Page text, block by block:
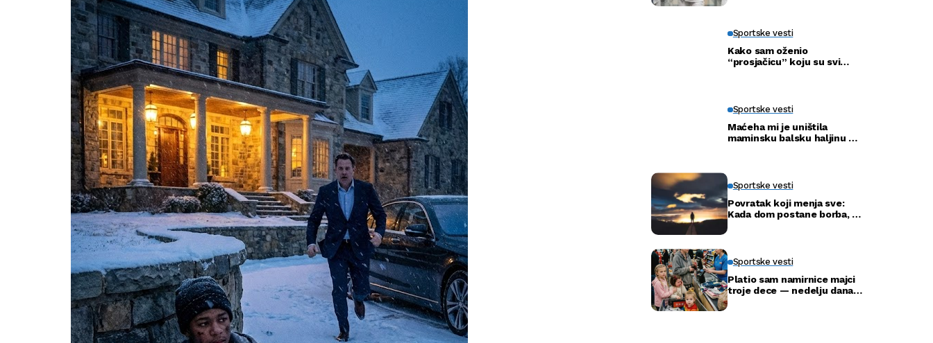
Sportske vesti
Kako sam oženio
“prosjačicu” koju su svi
Sportske vesti
Maćeha mi je uništila
maminsku balsku haljinu —
Sportske vesti
Povratak koji menja sve:
Kada dom postane borba, a
Sportske vesti
Platio sam namirnice majci
troje dece — nedelju dana